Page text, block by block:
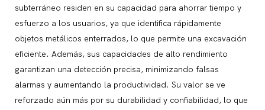
subterráneo residen en su capacidad para ahorrar tiempo y
esfuerzo a los usuarios, ya que identifica rápidamente
objetos metálicos enterrados, lo que permite una excavación
eficiente. Además, sus capacidades de alto rendimiento
garantizan una detección precisa, minimizando falsas
alarmas y aumentando la productividad. Su valor se ve
reforzado aún más por su durabilidad y confiabilidad, lo que